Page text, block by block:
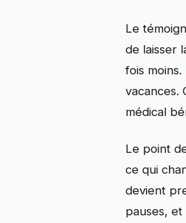
Le
de laisser
fois
vacances.
médical
Le point
ce qui
devient
pauses,